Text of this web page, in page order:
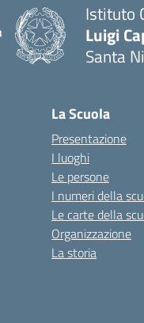
Istituto
Luigi
Santa
La Scuola
Presentazione
I luoghi
Le persone
I numeri della
Le carte della
Organizzazione
La storia